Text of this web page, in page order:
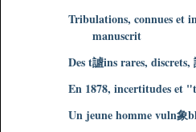
Tribulations, connues et
manuscrit
Des t謯ins rares,
En 1878, incertitudes et
Un jeune homme vuln象